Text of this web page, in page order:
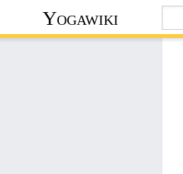
Yogawiki